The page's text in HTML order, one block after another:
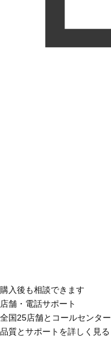
購入後も相談できます
店舗・電話サポート
全国25店舗とコールセンタ
品質とサポートを詳しく見る